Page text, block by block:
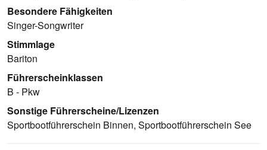
Besondere Fähigkeiten
Singer-Songwriter
Stimmlage
Bariton
Führerscheinklassen
B - Pkw
Sonstige Führerscheine/Lizenzen
Sportbootführerschein Binnen, Sportbootführerschein See